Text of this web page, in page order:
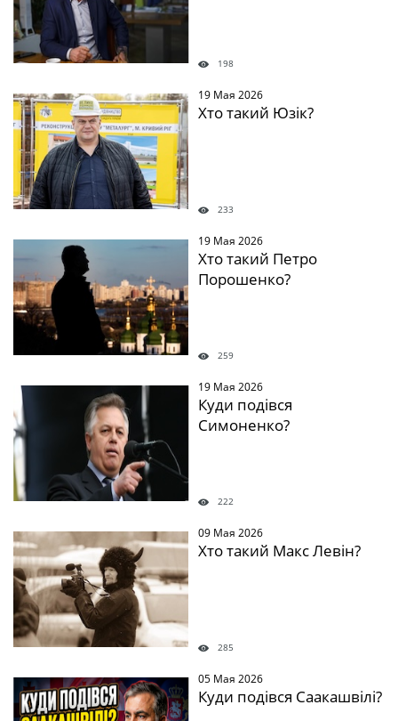
198
19 Мая 2026
Хто такий Юзік?
233
19 Мая 2026
Хто такий Петро
Порошенко?
259
19 Мая 2026
Куди подівся
Симоненко?
222
09 Мая 2026
Хто такий Макс Левін?
285
05 Мая 2026
Куди подівся Саакашвілі?